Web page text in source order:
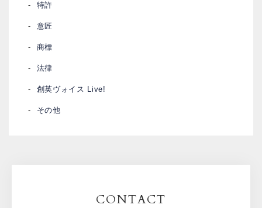
特許
意匠
商標
法律
創英ヴォイス Live!
その他
CONTACT